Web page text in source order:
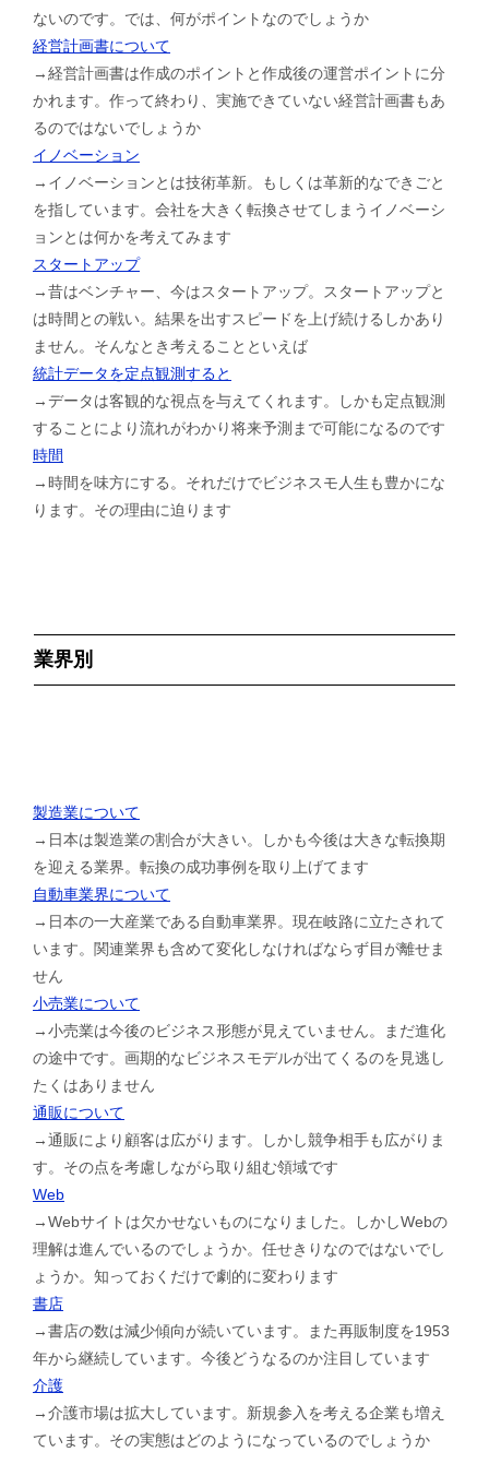
ないのです。では、何がポイントなのでしょうか
経営計画書について
→経営計画書は作成のポイントと作成後の運営ポイントに分
かれます。作って終わり、実施できていない経営計画書もあ
るのではないでしょうか
イノベーション
→イノベーションとは技術革新。もしくは革新的なできごと
を指しています。会社を大きく転換させてしまうイノベーシ
ョンとは何かを考えてみます
スタートアップ
→昔はベンチャー、今はスタートアップ。スタートアップと
は時間との戦い。結果を出すスピードを上げ続けるしかあり
ません。そんなとき考えることといえば
統計データを定点観測すると
→データは客観的な視点を与えてくれます。しかも定点観測
することにより流れがわかり将来予測まで可能になるのです
時間
→時間を味方にする。それだけでビジネスモ人生も豊かにな
ります。その理由に迫ります
業界別
製造業について
→日本は製造業の割合が大きい。しかも今後は大きな転換期
を迎える業界。転換の成功事例を取り上げてます
自動車業界について
→日本の一大産業である自動車業界。現在岐路に立たされて
います。関連業界も含めて変化しなければならず目が離せま
せん
小売業について
→小売業は今後のビジネス形態が見えていません。まだ進化
の途中です。画期的なビジネスモデルが出てくるのを見逃し
たくはありません
通販について
→通販により顧客は広がります。しかし競争相手も広がりま
す。その点を考慮しながら取り組む領域です
Web
→Webサイトは欠かせないものになりました。しかしWebの
理解は進んでいるのでしょうか。任せきりなのではないでし
ょうか。知っておくだけで劇的に変わります
書店
→書店の数は減少傾向が続いています。また再販制度を1953
年から継続しています。今後どうなるのか注目しています
介護
→介護市場は拡大しています。新規参入を考える企業も増え
ています。その実態はどのようになっているのでしょうか